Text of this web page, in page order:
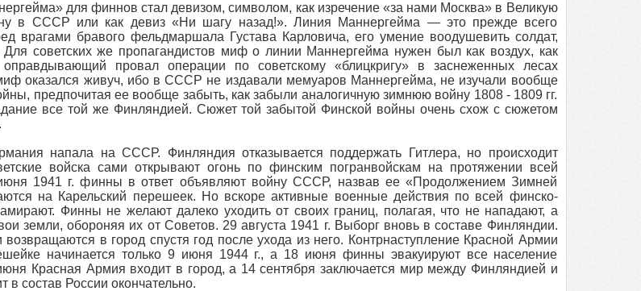
для финнов стал девизом, символом, как изречение «за нами Москва» в Великую
в СССР или как девиз «Ни шагу назад!». Линия Маннергейма — это прежде всего
врагами бравого фельдмаршала Густава Карловича, его умение воодушевить солдат,
Для советских же пропагандистов миф о линии Маннергейма нужен был как воздух, как
оправдывающий провал операции по советскому «блицкригу» в заснеженных лесах
оказался живуч, ибо в СССР не издавали мемуаров Маннергейма, не изучали вообще
предпочитая ее вообще забыть, как забыли аналогичную зимнюю войну 1808 - 1809 гг.
все той же Финляндией. Сюжет той забытой Финской войны очень схож с сюжетом
напала на СССР. Финляндия отказывается поддержать Гитлера, но происходит
войска сами открывают огонь по финским погранвойскам на протяжении всей
1941 г. финны в ответ объявляют войну СССР, назвав ее «Продолжением Зимней
на Карельский перешеек. Но вскоре активные военные действия по всей финско-
Финны не желают далеко уходить от своих границ, полагая, что не нападают, а
земли, обороняя их от Советов. 29 августа 1941 г. Выборг вновь в составе Финляндии.
в город спустя год после ухода из него. Контрнаступление Красной Армии
начинается только 9 июня 1944 г., а 18 июня финны эвакуируют все население
Красная Армия входит в город, а 14 сентября заключается мир между Финляндией и
состав России окончательно.